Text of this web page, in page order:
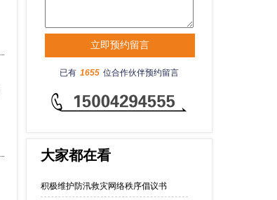
已有 1655 位合作伙伴预约留言
大家都在看
积极维护防汛救灾网络秩序倡议书